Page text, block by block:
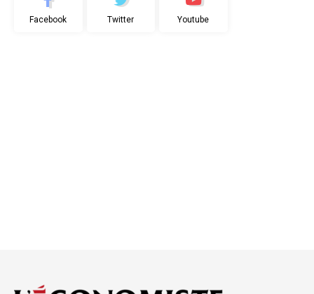
Facebook Twitter Youtube